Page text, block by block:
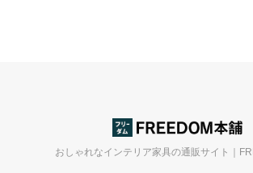
おしゃれなインテリア家具の通販サイト｜